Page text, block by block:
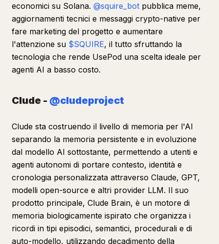
economici su Solana. @squire_bot pubblica meme,
aggiornamenti tecnici e messaggi crypto-native per
fare marketing del progetto e aumentare
l'attenzione su $SQUIRE, il tutto sfruttando la
tecnologia che rende UsePod una scelta ideale per
agenti AI a basso costo.
Clude - @cludeproject
Clude sta costruendo il livello di memoria per l'AI
separando la memoria persistente e in evoluzione
dal modello AI sottostante, permettendo a utenti e
agenti autonomi di portare contesto, identità e
cronologia personalizzata attraverso Claude, GPT,
modelli open-source e altri provider LLM. Il suo
prodotto principale, Clude Brain, è un motore di
memoria biologicamente ispirato che organizza i
ricordi in tipi episodici, semantici, procedurali e di
auto-modello, utilizzando decadimento della